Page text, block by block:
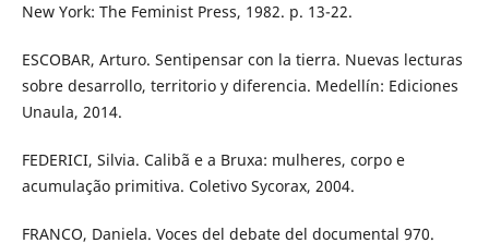
New York: The Feminist Press, 1982. p. 13-22.
ESCOBAR, Arturo. Sentipensar con la tierra. Nuevas lecturas
sobre desarrollo, territorio y diferencia. Medellín: Ediciones
Unaula, 2014.
FEDERICI, Silvia. Calibã e a Bruxa: mulheres, corpo e
acumulação primitiva. Coletivo Sycorax, 2004.
FRANCO, Daniela. Voces del debate del documental 970.